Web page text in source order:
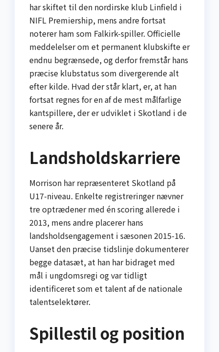
har skiftet til den nordirske klub Linfield i
NIFL Premiership, mens andre fortsat
noterer ham som Falkirk-spiller. Officielle
meddelelser om et permanent klubskifte er
endnu begrænsede, og derfor fremstår hans
præcise klubstatus som divergerende alt
efter kilde. Hvad der står klart, er, at han
fortsat regnes for en af de mest målfarlige
kantspillere, der er udviklet i Skotland i de
senere år.
Landsholdskarriere
Morrison har repræsenteret Skotland på
U17-niveau. Enkelte registreringer nævner
tre optrædener med én scoring allerede i
2013, mens andre placerer hans
landsholdsengagement i sæsonen 2015-16.
Uanset den præcise tidslinje dokumenterer
begge datasæt, at han har bidraget med
mål i ungdomsregi og var tidligt
identificeret som et talent af de nationale
talentselektører.
Spillestil og position